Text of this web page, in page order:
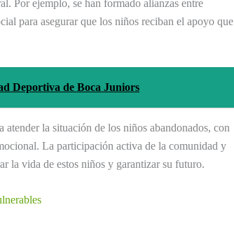
Por ejemplo, se han formado alianzas entre
para asegurar que los niños reciban el apoyo que
Deportiva de Boca Juniors
la situación de los niños abandonados, con
La participación activa de la comunidad y
la vida de estos niños y garantizar su futuro.